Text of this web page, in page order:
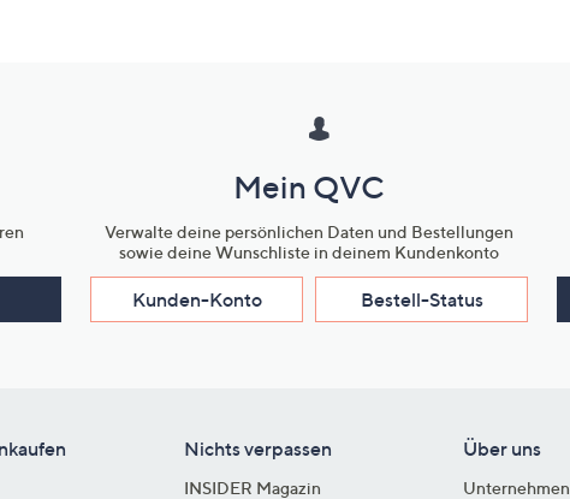
Mein QVC
Verwalte deine persönlichen Daten und Bestellungen
sowie deine Wunschliste in deinem Kundenkonto
Kunden-Konto Bestell-Status
Nichts verpassen
INSIDER Magazin
Über uns
Unternehmen